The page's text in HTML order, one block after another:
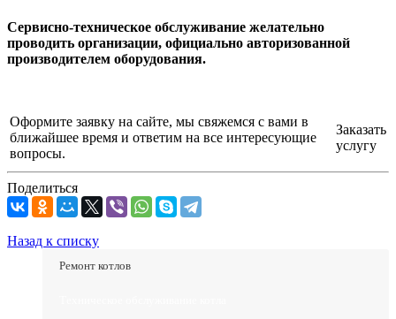
Сервисно-техническое обслуживание желательно
проводить организации, официально авторизованной
производителем оборудования.
Оформите заявку на сайте, мы свяжемся с вами в
ближайшее время и ответим на все интересующие
вопросы.
Заказать
услугу
Поделиться
Назад к списку
Ремонт котлов